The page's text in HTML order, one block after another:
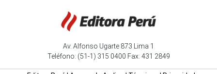
Av. Alfonso Ugarte 873 Lima 1
Teléfono: (51-1) 315 0400 Fax: 431 2849